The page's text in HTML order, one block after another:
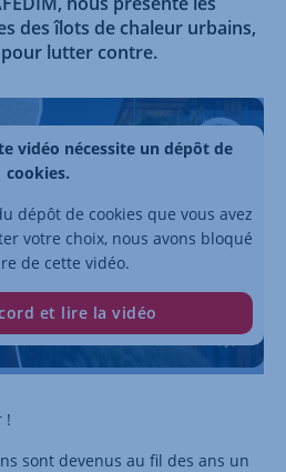
des îlots de chaleur urbains,
lutter contre.
vidéo nécessite un dépôt de
cookies.
dépôt de cookies que vous avez
votre choix, nous avons bloqué
de cette vidéo.
et lire la vidéo
!
sont devenus au fil des ans un